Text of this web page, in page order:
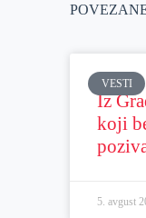
VESTI
Iz
koji
5. avgust